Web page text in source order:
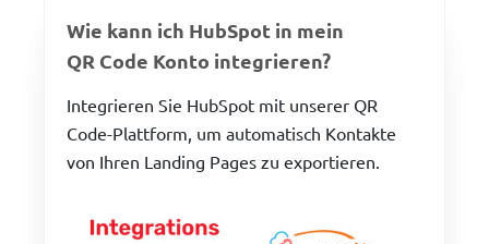
Wie kann ich HubSpot in mein
QR Code Konto integrieren?
Integrieren Sie HubSpot mit unserer QR
Code-Plattform, um automatisch Kontakte
von Ihren Landing Pages zu exportieren.